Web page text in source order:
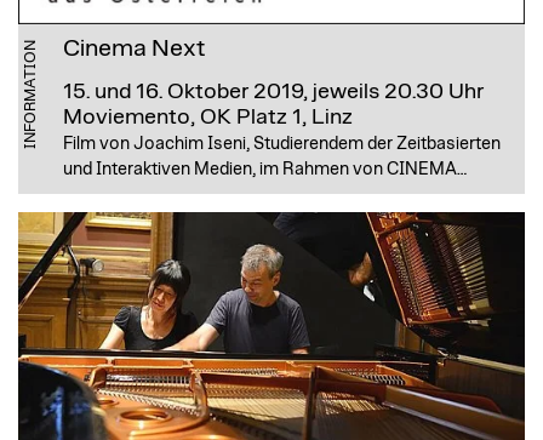
INFORMATION Cinema Next
15. und 16. Oktober 2019, jeweils 20.30 Uhr
Moviemento, OK Platz 1, Linz
Film von Joachim Iseni, Studierendem der Zeitbasierten
und Interaktiven Medien, im Rahmen von CINEMA…